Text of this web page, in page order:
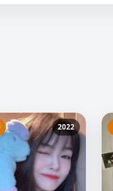
2022